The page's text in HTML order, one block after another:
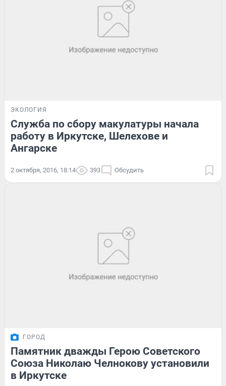
ЭКОЛОГИЯ
Служба по сбору макулатуры начала
работу в Иркутске, Шелехове и
Ангарске
2 октября, 2016, 18:14 393 Обсудить
ГОРОД
Памятник дважды Герою Советского
Союза Николаю Челнокову установили
в Иркутске